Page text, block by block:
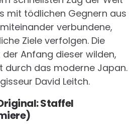
mit tödlichen Gegnern aus
verbundene,
Ziele verfolgen. Die
Anfang dieser wilden,
durch das moderne Japan.
David Leitch.
Staffel